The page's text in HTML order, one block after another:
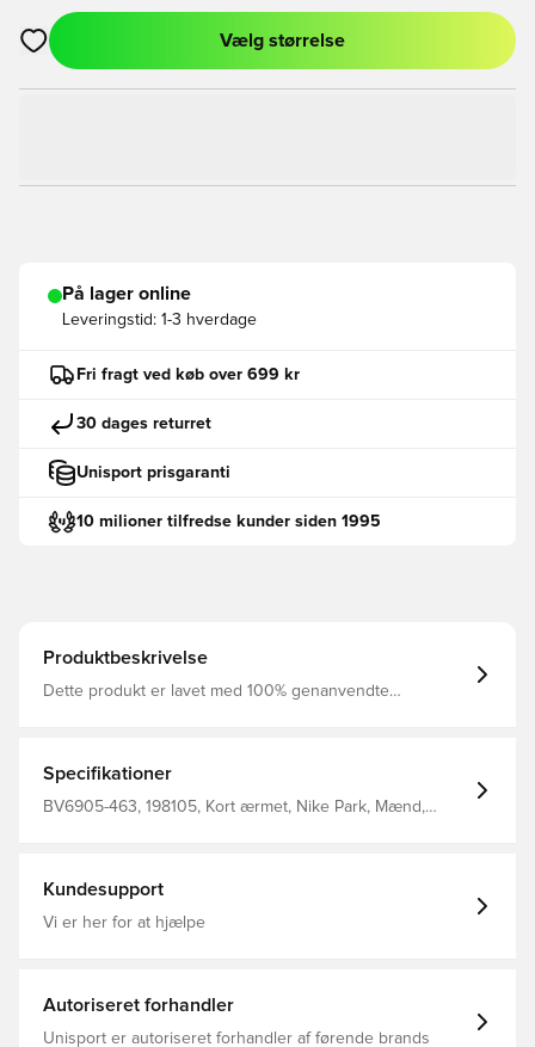
Åbner en Modal til at logge ind eller tilmelde dig som medlem
Vælg størrelse
På lager online
Leveringstid: 1-3 hverdage
Fri fragt ved køb over 699 kr
30 dages returret
Unisport prisgaranti
10 milioner tilfredse kunder siden 1995
Produktbeskrivelse
Dette produkt er lavet med 100% genanvendte
Fremstillet i 100% polyester.
Specifikationer
BV6905-463, 198105, Kort ærmet, Nike Park, Mænd,
Kundesupport
Vi er her for at hjælpe
Autoriseret forhandler
Unisport er autoriseret forhandler af førende brands